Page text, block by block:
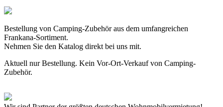
Bestellung von Camping-Zubehör aus dem umfangreichen
Frankana-Sortiment.
Nehmen Sie den Katalog direkt bei uns mit.
Aktuell nur Bestellung. Kein Vor-Ort-Verkauf von Camping-
Zubehör.